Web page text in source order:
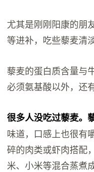
尤其是刚刚阳康的朋
等进补，吃些藜麦清
藜麦的蛋白质含量与
必须氨基酸以外，还
很多人没吃过藜麦。
味道，口感上也很有
碎的肉类或虾肉搭配
米、小米等混合蒸煮